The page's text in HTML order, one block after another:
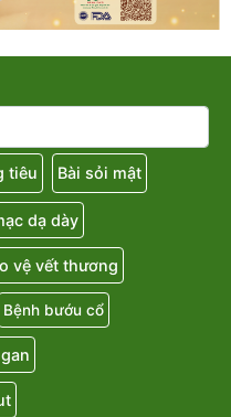
tiêu Bài sỏi mật
dạ dày
vệ vết thương
Bệnh bướu cổ